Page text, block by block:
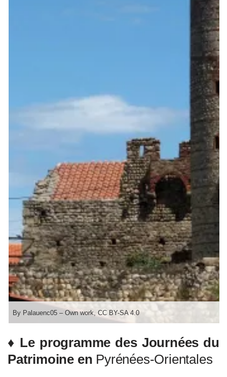
By Palauenc05 – Own work, CC BY-SA 4.0
♦ Le programme des Journées du
Patrimoine en Pyrénées-Orientales